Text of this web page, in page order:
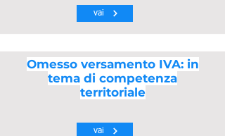
vai
Omesso versamento IVA: in
tema di competenza
territoriale
vai